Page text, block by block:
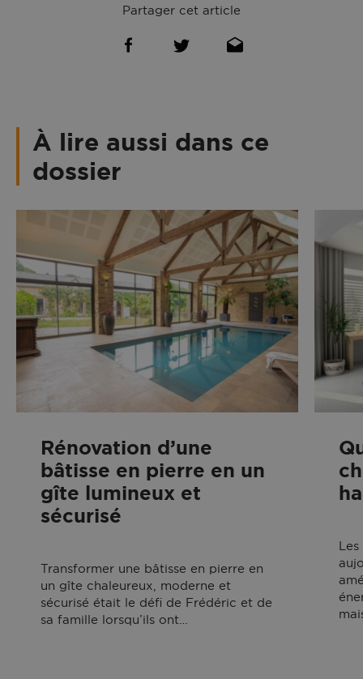
licenciés peuvent l’appliquer. SWAO, fort de son
Partager cet article
À lire aussi dans ce
dossier
Rénovation d’une
bâtisse en pierre en un
gîte lumineux et
sécurisé
Transformer une bâtisse en pierre en
un gîte chaleureux, moderne et
sécurisé était le défi de Frédéric et de
sa famille lorsqu’ils ont…